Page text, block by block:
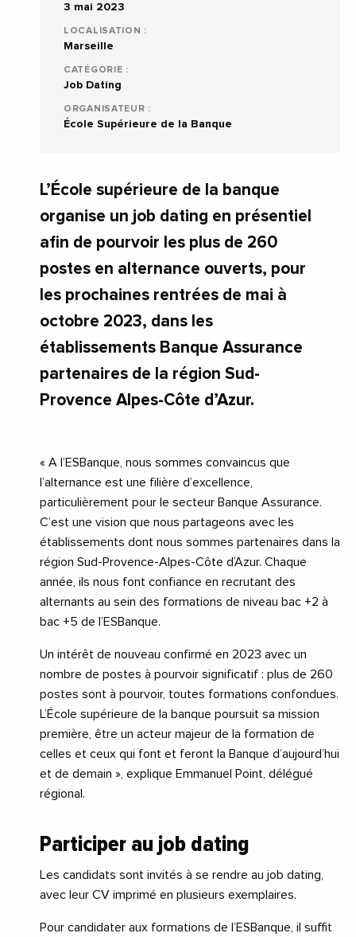
3 mai 2023
LOCALISATION :
Marseille
CATÉGORIE :
Job Dating
ORGANISATEUR :
École Supérieure de la Banque
L’École supérieure de la banque
organise un job dating en présentiel
afin de pourvoir les plus de 260
postes en alternance ouverts, pour
les prochaines rentrées de mai à
octobre 2023, dans les
établissements Banque Assurance
partenaires de la région Sud-
Provence Alpes-Côte d’Azur.
« A l’ESBanque, nous sommes convaincus que
l’alternance est une filière d’excellence,
particulièrement pour le secteur Banque Assurance.
C’est une vision que nous partageons avec les
établissements dont nous sommes partenaires dans la
région Sud-Provence-Alpes-Côte d’Azur. Chaque
année, ils nous font confiance en recrutant des
alternants au sein des formations de niveau bac +2 à
bac +5 de l’ESBanque.
Un intérêt de nouveau confirmé en 2023 avec un
nombre de postes à pourvoir significatif : plus de 260
postes sont à pourvoir, toutes formations confondues.
L’École supérieure de la banque poursuit sa mission
première, être un acteur majeur de la formation de
celles et ceux qui font et feront la Banque d’aujourd’hui
et de demain », explique Emmanuel Point, délégué
régional.
Participer au job dating
Les candidats sont invités à se rendre au job dating,
avec leur CV imprimé en plusieurs exemplaires.
Pour candidater aux formations de l’ESBanque, il suffit